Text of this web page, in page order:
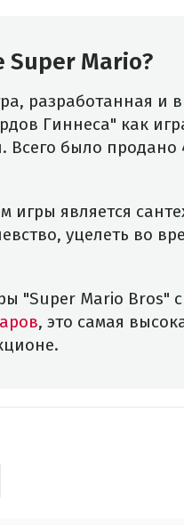
Super Mario?
разработанная и
Гиннеса" как
было продано
является
уцелеть во
"Super Mario Bros" с
, это самая